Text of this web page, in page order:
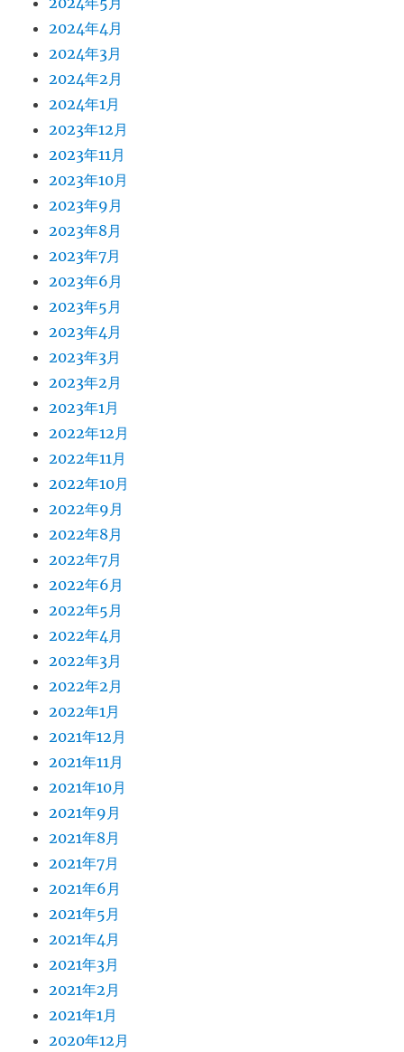
2024年4月
2024年3月
2024年2月
2024年1月
2023年12月
2023年11月
2023年10月
2023年9月
2023年8月
2023年7月
2023年6月
2023年5月
2023年4月
2023年3月
2023年2月
2023年1月
2022年12月
2022年11月
2022年10月
2022年9月
2022年8月
2022年7月
2022年6月
2022年5月
2022年4月
2022年3月
2022年2月
2022年1月
2021年12月
2021年11月
2021年10月
2021年9月
2021年8月
2021年7月
2021年6月
2021年5月
2021年4月
2021年3月
2021年2月
2021年1月
2020年12月